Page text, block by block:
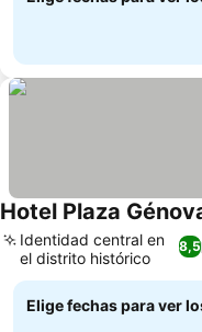
Hotel Plaza
8,5
Identidad central en
el distrito histórico
Elige fechas para ver